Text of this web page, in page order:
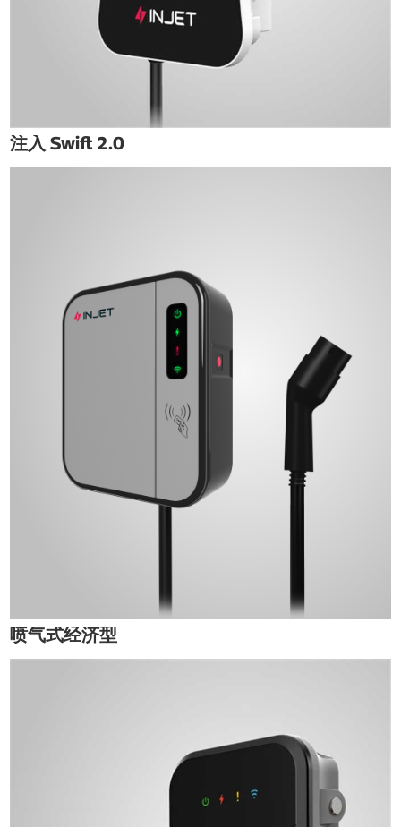
注入 Swift 2.0
喷气式经济型